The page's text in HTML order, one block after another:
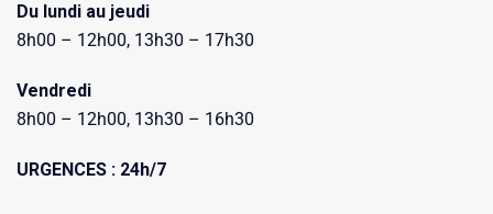
Du lundi au jeudi
8h00 – 12h00, 13h30 – 17h30
Vendredi
8h00 – 12h00, 13h30 – 16h30
URGENCES : 24h/7